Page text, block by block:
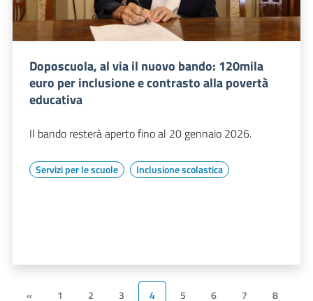
Doposcuola, al via il nuovo bando: 120mila
euro per inclusione e contrasto alla povertà
educativa
Il bando resterà aperto fino al 20 gennaio 2026.
Servizi per le scuole Inclusione scolastica
« 1 2 3 4 5 6 7
8